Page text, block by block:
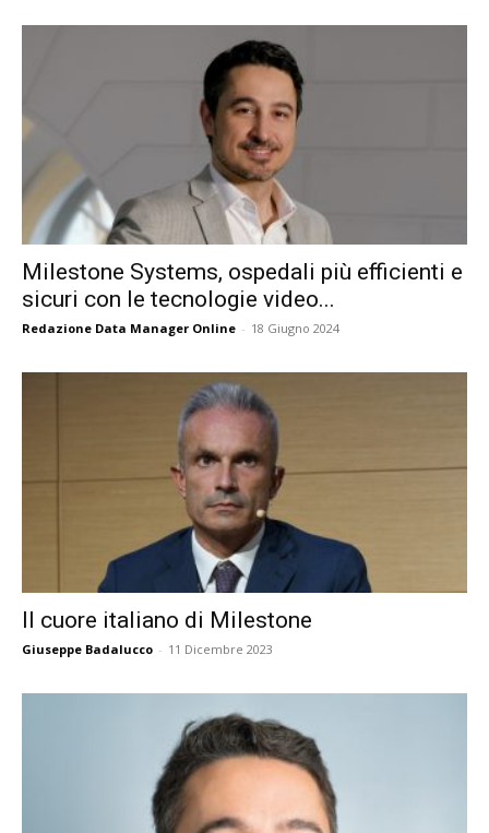
Milestone Systems, ospedali più efficienti e
sicuri con le tecnologie video...
Redazione Data Manager Online - 18 Giugno 2024
Il cuore italiano di Milestone
Giuseppe Badalucco - 11 Dicembre 2023